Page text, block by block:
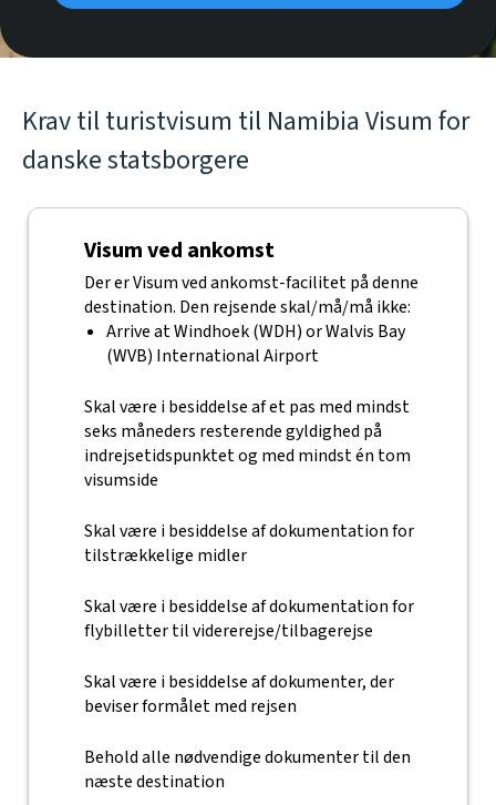
Krav til turistvisum til Namibia Visum for
danske statsborgere
Visum ved ankomst
Der er Visum ved ankomst-facilitet på denne
destination. Den rejsende skal/må/må ikke:
Arrive at Windhoek (WDH) or Walvis Bay
(WVB) International Airport
Skal være i besiddelse af et pas med mindst
seks måneders resterende gyldighed på
indrejsetidspunktet og med mindst én tom
visumside
Skal være i besiddelse af dokumentation for
tilstrækkelige midler
Skal være i besiddelse af dokumentation for
flybilletter til vidererejse/tilbagerejse
Skal være i besiddelse af dokumenter, der
beviser formålet med rejsen
Behold alle nødvendige dokumenter til den
næste destination